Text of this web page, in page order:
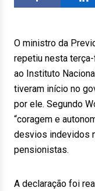
O ministro da
repetiu nesta
ao Instituto
tiveram início no
por ele. Segundo
“coragem e
desvios indevidos
pensionistas.
A declaração foi